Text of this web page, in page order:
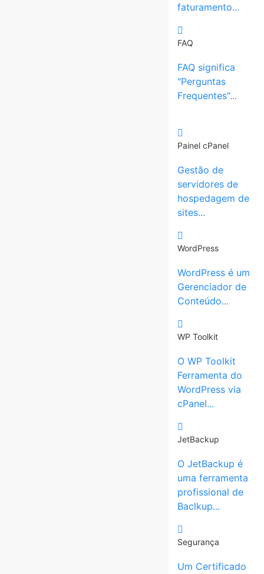
faturamento...
FAQ
FAQ significa
"Perguntas
Frequentes"...
Painel cPanel
Gestão de
servidores de
hospedagem de
sites...
WordPress
WordPress é um
Gerenciador de
Conteúdo...
WP Toolkit
O WP Toolkit
Ferramenta do
WordPress via
cPanel...
JetBackup
O JetBackup é
uma ferramenta
profissional de
Baclkup...
Segurança
Um Certificado